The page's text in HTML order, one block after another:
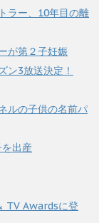
ラー、10年目の離
が第２子妊娠
ン3放送決定！
ルの子供の名前パ
出産
TV Awardsに登